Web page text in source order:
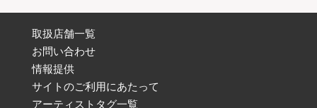
取扱店舗一覧
お問い合わせ
情報提供
サイトのご利用にあたって
アーティストタグ一覧